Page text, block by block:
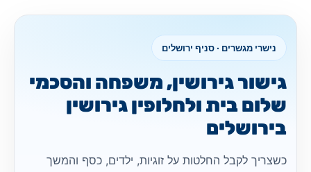
נישרי מגשרים · סניף ירושלים
גישור גירושין, משפחה והסכמי
שלום בית ולחלופין גירושין
בירושלים
כשצריך לקבל החלטות על זוגיות, ילדים, כסף והמשך